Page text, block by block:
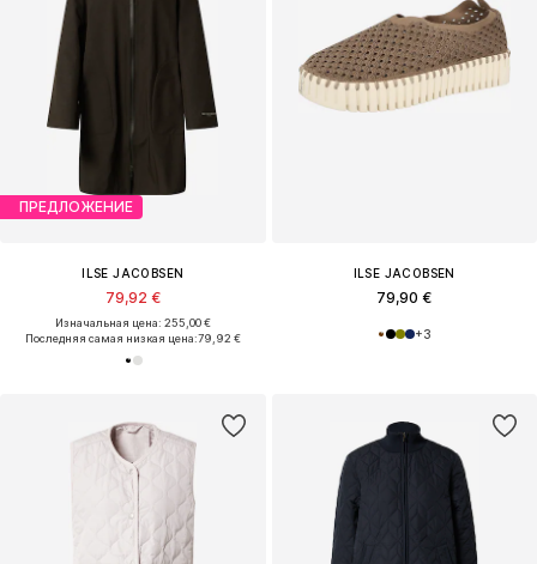
ПРЕДЛОЖЕНИЕ
ILSE JACOBSEN
79,92 €
Изначальная цена: 255,00 €
Последняя самая низкая цена:79,92 €
ILSE JACOBSEN
79,90 €
+3